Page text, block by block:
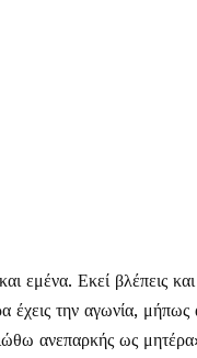
Εκεί βλέπεις και
έχεις την αγωνία,
ανεπαρκής ως